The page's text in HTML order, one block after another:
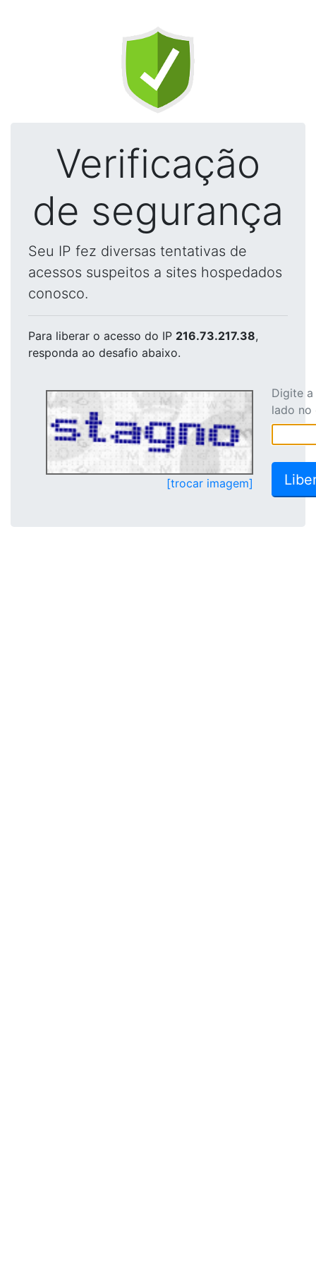
Verificação
de segurança
Seu IP fez diversas tentativas de
acessos suspeitos a sites hospedados
conosco.
Para liberar o acesso do IP 216.73.217.38,
responda ao desafio abaixo.
[trocar imagem]
Digite
lado no